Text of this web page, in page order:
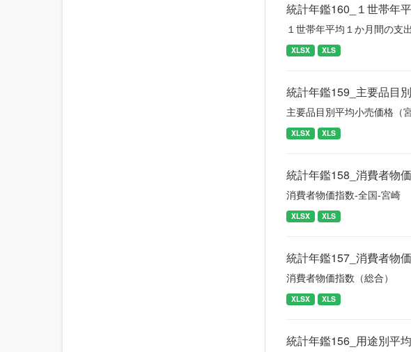
統計年鑑160_１世帯年
１世帯年平均１か月間の支
XLSX XLS
統計年鑑159_主要品目
主要品目別平均小売価格（宮
XLSX XLS
統計年鑑158_消費者物
消費者物価指数-全国-宮崎
XLSX XLS
統計年鑑157_消費者物
消費者物価指数（総合）
XLSX XLS
統計年鑑156_用途別平